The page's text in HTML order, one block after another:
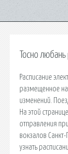
Тосно
Расписание
размещенное
изменений.
На этой
отправления
вокзалов
узнать